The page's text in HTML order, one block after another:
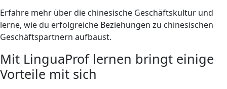
Erfahre mehr über die chinesische Geschäftskultur und
lerne, wie du erfolgreiche Beziehungen zu chinesischen
Geschäftspartnern aufbaust.
Mit LinguaProf lernen bringt einige
Vorteile mit sich